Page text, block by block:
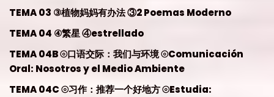
TEMA 03 ③植物妈妈有办法 ③2 Poemas Moderno
TEMA 04 ④繁星 ④estrellado
TEMA 04B ⦾口语交际：我们与环境 ⦾Comunicación
Oral: Nosotros y el Medio Ambiente
TEMA 04C ⦾习作：推荐一个好地方 ⦾Estudia: